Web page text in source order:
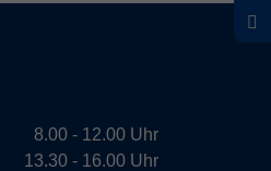
8.00 - 12.00 Uhr
13.30 - 16.00 Uhr